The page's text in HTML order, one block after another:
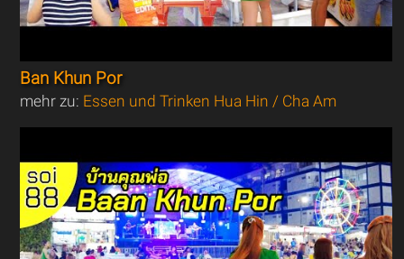
Ban Khun Por
mehr zu: Essen und Trinken Hua Hin / Cha Am